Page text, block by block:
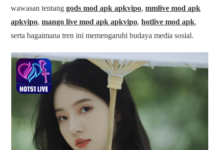
wawasan tentanggods mod apk apkvipo,mmlive mod apk
apkvipo,mango live mod apk apkvipo,hotlive mod apk,
serta bagaimana tren ini memengaruhi budaya media sosial.